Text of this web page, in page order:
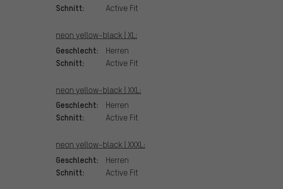
Schnitt: Active Fit
neon yellow-black | XL:
Geschlecht: Herren
Schnitt: Active Fit
neon yellow-black | XXL:
Geschlecht: Herren
Schnitt: Active Fit
neon yellow-black | XXXL:
Geschlecht: Herren
Schnitt: Active Fit